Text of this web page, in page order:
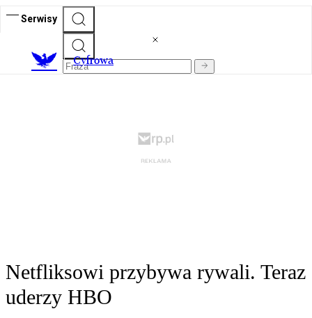
Serwisy
Cyfrowa
Netfliksowi przybywa rywali. Teraz
uderzy HBO